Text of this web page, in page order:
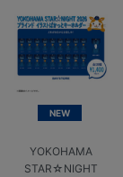
NEW
YOKOHAMA
STAR☆NIGHT